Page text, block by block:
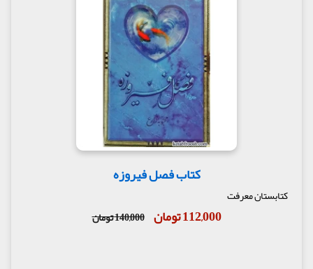
کتاب فصل فیروزه
کتابستان معرفت
112,000 تومان 140,000 تومان